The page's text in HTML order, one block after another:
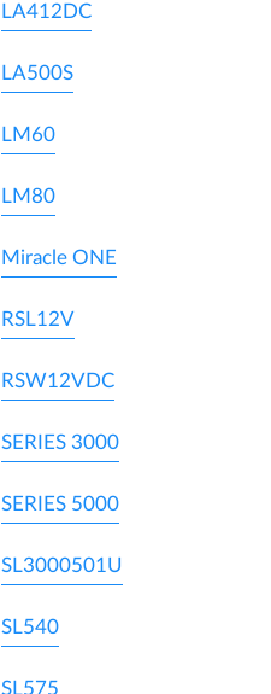
LA412DC
LA500S
LM60
LM80
Miracle ONE
RSL12V
RSW12VDC
SERIES 3000
SERIES 5000
SL3000501U
SL540
SL575